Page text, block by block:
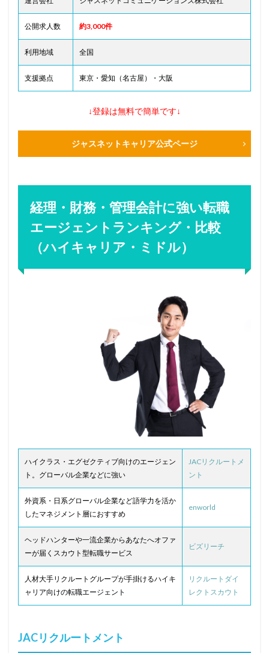
公開求人数 約3,000件
利用地域 全国
支援拠点 東京・愛知（名古屋）・大阪
↓登録は無料で簡単です↓
ジャスネットキャリア公式ページ
経理・財務・管理会計に強い転職
エージェントランキング・比較
（ハイキャリア・ミドル）
ハイクラス・エグゼクティブ向けのエージェン
ト。グローバル企業などに強い
JACリクルートメ
ント
外資系・日系グローバル企業など語学力を活か
したマネジメント層におすすめ
enworld
ヘッドハンターや一流企業からあなたへオファ
ーが届くスカウト型転職サービス
ビズリーチ
人材大手リクルートグループが手掛けるハイキ
ャリア向けの転職エージェント
リクルートダイ
レクトスカウト
JACリクルートメント